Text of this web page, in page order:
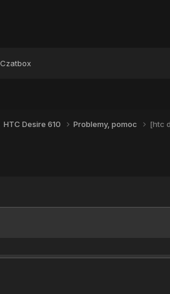
Czatbox
HTC Desire 610 Problemy, pomoc [htc